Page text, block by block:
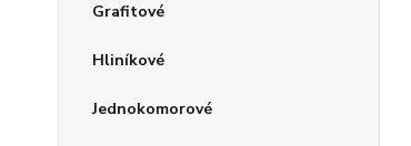
Grafitové
Hliníkové
Jednokomorové